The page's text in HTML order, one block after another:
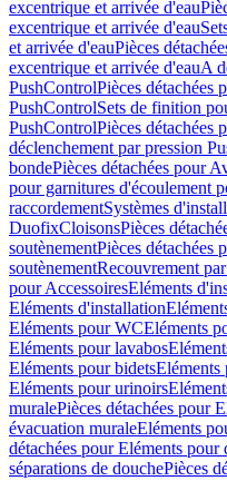
excentrique et arrivée d'eau
excentrique et arrivée d'eau
et arrivée d'eauPièces
excentrique et arrivée d'eauA
PushControlPièces détachées
PushControlSets de finition
PushControlPièces détachées
déclenchement par pression
bondePièces détachées pour
pour garnitures d'écoulement
raccordementSystèmes
DuofixCloisonsPièces
soutènementPièces détachées
soutènementRecouvrement
pour AccessoiresEléments
Eléments d'installation
Eléments pour WCEléments
Eléments pour lavabos
Eléments pour bidetsEléments
Eléments pour urinoirs
muralePièces détachées pour
évacuation muraleEléments
détachées pour Eléments pour
séparations de douchePièces